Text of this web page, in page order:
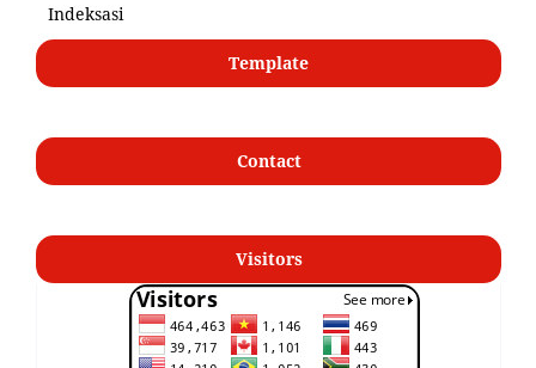
Indeksasi
Template
Contact
Visitors